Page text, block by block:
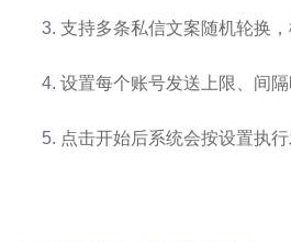
支持多条私信文案随机轮换，
设置每个账号发送上限、间
点击开始后系统会按设置执